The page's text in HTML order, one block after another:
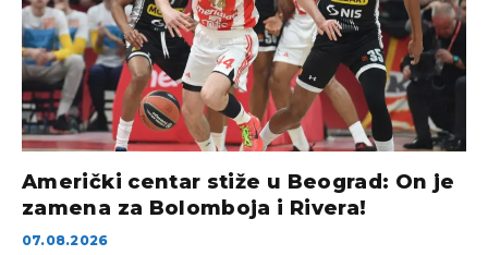
Američki centar stiže u Beograd: On je
zamena za Bolomboja i Rivera!
07.08.2026